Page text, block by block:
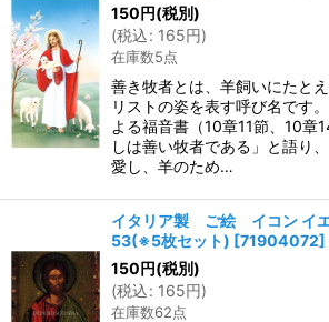
150円(税別)
(税込: 165円)
在庫数5点
善き牧者とは、羊飼いにたと
リストの姿を表す呼び名です
よる福音書（10章11節、10章
しは善い牧者である」と語り
愛し、羊のため…
イタリア製 ご絵 イコン イ
53(※5枚セット) [71904072]
150円(税別)
(税込: 165円)
在庫数62点